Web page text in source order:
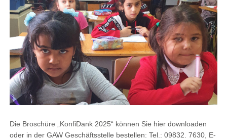
Die Broschüre „KonfiDank 2025“ können Sie hier downloaden
oder in der GAW Geschäftsstelle bestellen: Tel.: 09832. 7630, E-